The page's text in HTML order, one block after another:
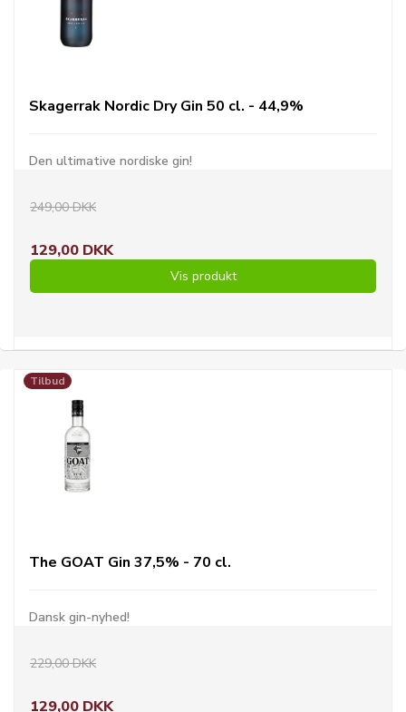
Skagerrak Nordic Dry Gin 50 cl. - 44,9%
Den ultimative nordiske gin!
249,00 DKK
129,00 DKK
Vis produkt
Tilbud
The GOAT Gin 37,5% - 70 cl.
Dansk gin-nyhed!
229,00 DKK
129,00 DKK